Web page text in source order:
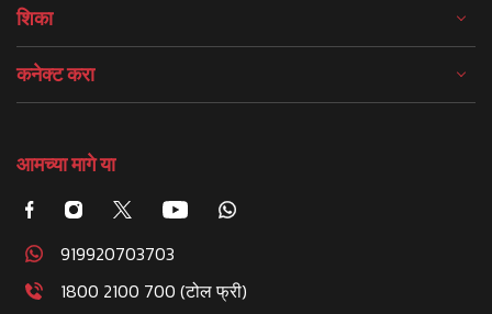
शिका
कनेक्ट करा
आमच्या मागे या
919920703703
1800 2100 700 (टोल फ्री)